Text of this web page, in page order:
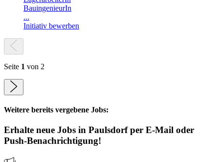
BauingenieurIn
...
Initiativ bewerben
Seite 1 von 2
Weitere bereits vergebene Jobs:
Erhalte neue Jobs in Paulsdorfper E-Mail oder
Push-Benachrichtigung!